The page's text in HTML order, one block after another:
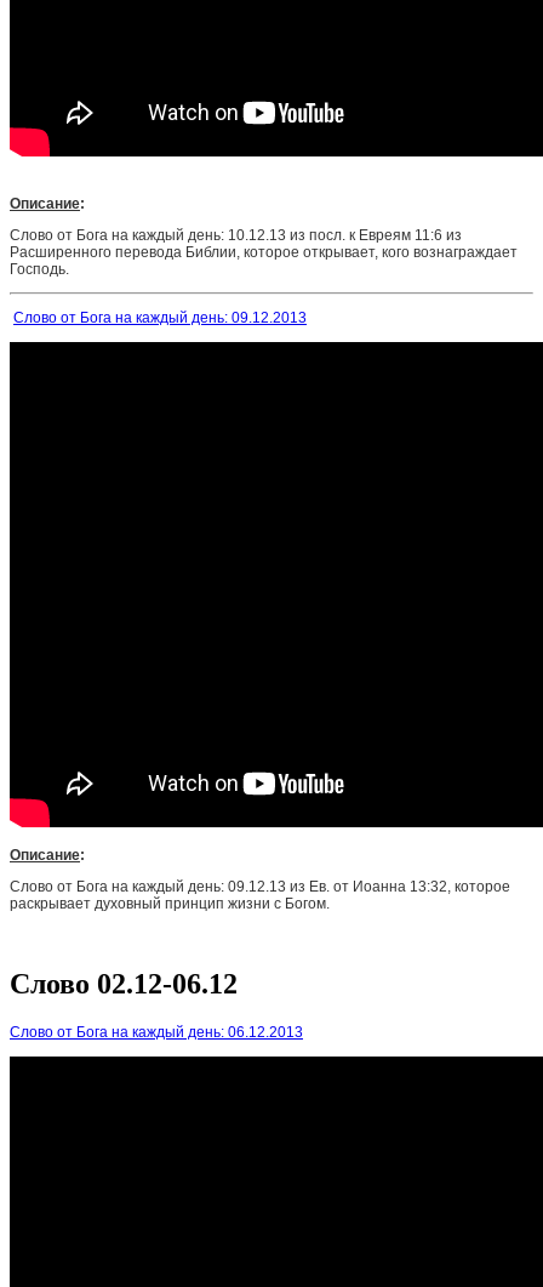
Описание:
Слово от Бога на каждый день: 10.12.13 из посл. к Евреям 11:6 из
Расширенного перевода Библии, которое открывает, кого вознаграждает
Господь.
Слово от Бога на каждый день: 09.12.2013
Описание:
Слово от Бога на каждый день: 09.12.13 из Ев. от Иоанна 13:32, которое
раскрывает духовный принцип жизни с Богом.
Слово 02.12-06.12
Слово от Бога на каждый день: 06.12.2013